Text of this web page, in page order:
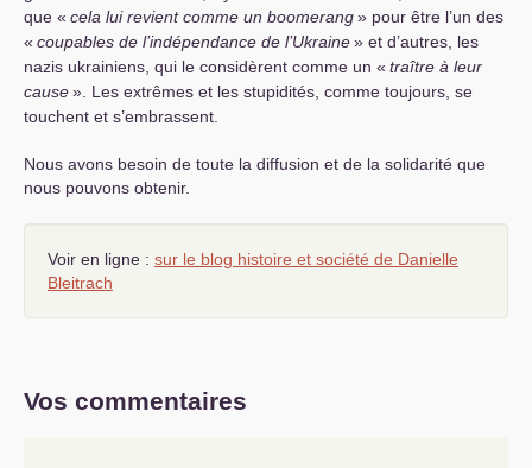
que « cela lui revient comme un boomerang» pour être l’un des
« coupables de l’indépendance de l’Ukraine» et d’autres, les
nazis ukrainiens, qui le considèrent comme un « traître à leur
cause». Les extrêmes et les stupidités, comme toujours, se
touchent et s’embrassent.
Nous avons besoin de toute la diffusion et de la solidarité que
nous pouvons obtenir.
Voir en ligne : sur le blog histoire et société de Danielle
Bleitrach
Vos commentaires